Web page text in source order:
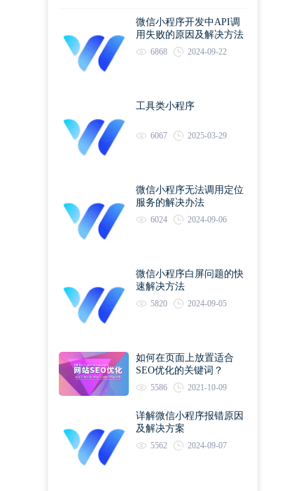
微信小程序开发中API调
用失败的原因及解决方法
6868 2024-09-22
工具类小程序
6067 2025-03-29
微信小程序无法调用定位
服务的解决办法
6024 2024-09-06
微信小程序白屏问题的快
速解决方法
5820 2024-09-05
如何在页面上放置适合
SEO优化的关键词？
5586 2021-10-09
详解微信小程序报错原因
及解决方案
5562 2024-09-07